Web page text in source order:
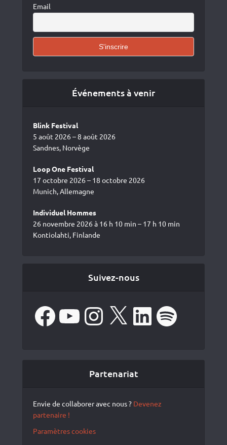
Email
Événements à venir
Blink Festival
5 août 2026 – 8 août 2026
Sandnes, Norvège
Loop One Festival
17 octobre 2026 – 18 octobre 2026
Munich, Allemagne
Individuel Hommes
26 novembre 2026 à 16 h 10 min – 17 h 10 min
Kontiolahti, Finlande
Suivez-nous
Facebook Instagram LinkedIn Spotify
Partenariat
Envie de collaborer avec nous ? Devenez
partenaire !
Paramètres cookies